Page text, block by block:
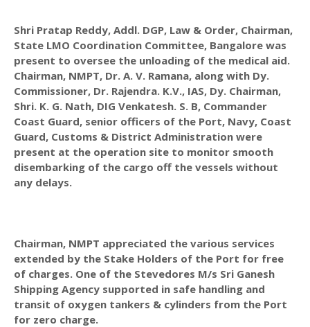
Shri Pratap Reddy, Addl. DGP, Law & Order, Chairman,
State LMO Coordination Committee, Bangalore was
present to oversee the unloading of the medical aid.
Chairman, NMPT, Dr. A. V. Ramana, along with Dy.
Commissioner, Dr. Rajendra. K.V., IAS, Dy. Chairman,
Shri. K. G. Nath, DIG Venkatesh. S. B, Commander
Coast Guard, senior officers of the Port, Navy, Coast
Guard, Customs & District Administration were
present at the operation site to monitor smooth
disembarking of the cargo off the vessels without
any delays.
Chairman, NMPT appreciated the various services
extended by the Stake Holders of the Port for free
of charges. One of the Stevedores M/s Sri Ganesh
Shipping Agency supported in safe handling and
transit of oxygen tankers & cylinders from the Port
for zero charge.